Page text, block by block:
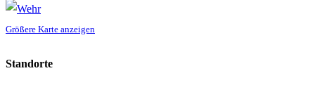
Größere Karte anzeigen
Standorte